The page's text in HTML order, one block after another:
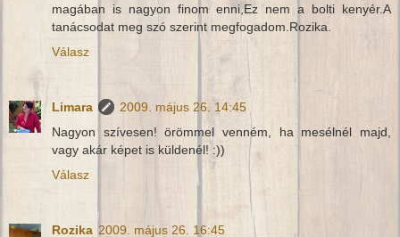
magában is nagyon finom enni,Ez nem a bolti kenyér.A
tanácsodat meg szó szerint megfogadom.Rozika.
Válasz
Limara
2009. május 26. 14:45
Nagyon szívesen! örömmel venném, ha mesélnél majd,
vagy akár képet is küldenél! :))
Válasz
Rozika 2009. május 26. 16:45